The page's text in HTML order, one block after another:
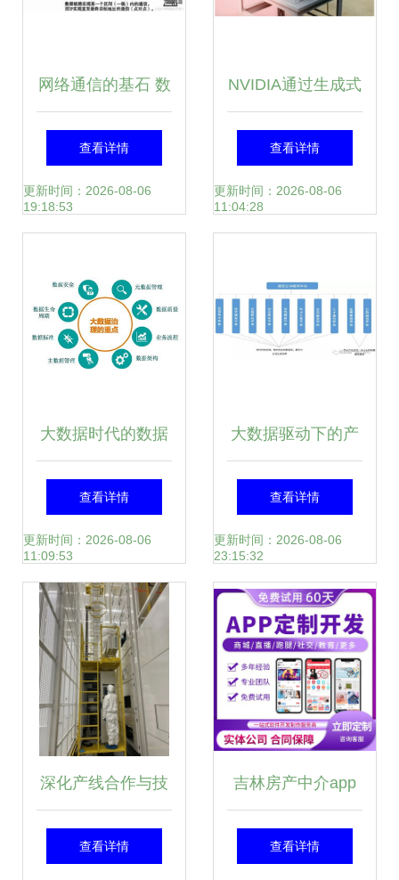
网络通信的基石 数
据链路层与数据服
务的深度解析
查看详情
更新时间：2026-08-06
19:18:53
NVIDIA通过生成式
物理AI进一步扩展
Omniverse数据处
限
查看详情
更新时间：2026-08-06
11:04:28
大数据时代的数据
资产管理 五星模
型、三个基础与两
个飞轮
查看详情
更新时间：2026-08-06
11:09:53
大数据驱动下的产
业园区运营升级 互
企通的数据处理服
务实践
查看详情
更新时间：2026-08-06
23:15:32
深化产线合作与技
术创新 先导智能与
查看详情
吉林房产中介app
开发公司免费体验
查看详情